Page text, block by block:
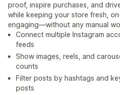
proof, inspire purchases, and
while keeping your store fresh,
engaging—without any manual
Connect multiple Instagram
feeds
Show images, reels, and
counts
Filter posts by hashtags and
posts